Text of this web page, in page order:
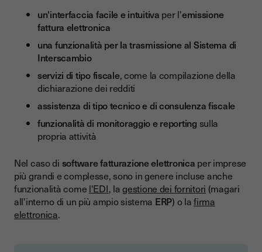
un'interfaccia facile e intuitiva per l'emissione
fattura elettronica
una funzionalità per la trasmissione al Sistema di
Interscambio
servizi di tipo fiscale, come la compilazione della
dichiarazione dei redditi
assistenza di tipo tecnico e di consulenza fiscale
funzionalità di monitoraggio e reporting sulla
propria attività
Nel caso di software fatturazione elettronica per imprese
più grandi e complesse, sono in genere incluse anche
funzionalità come l'EDI, lagestione dei fornitori (magari
all'interno di un più ampio sistema ERP) o lafirma
elettronica.